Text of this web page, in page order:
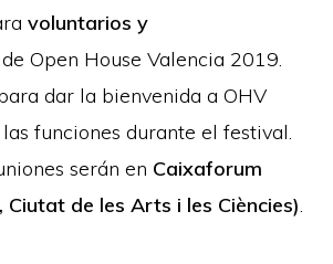
voluntarios y
de Open House Valencia 2019.
dar la bienvenida a OHV
funciones durante el festival.
serán en Caixaforum
Ciutat de les Arts i les Ciències).